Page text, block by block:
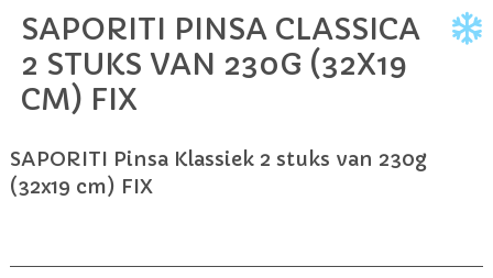
Ga
het
begin
afbeeldingen-
gallerij
SAPORITI PINSA CLASSICA
2 STUKS VAN 230G (32X19
CM) FIX
SAPORITI Pinsa Klassiek 2 stuks van 230g
(32x19 cm) FIX